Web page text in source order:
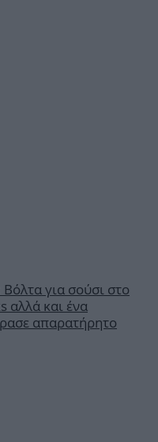
για σούσι στο
αλλά και ένα
απαρατήρητο